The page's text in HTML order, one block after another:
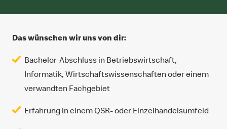
Das wünschen wir uns von dir:
Bachelor-Abschluss in Betriebswirtschaft,
Informatik, Wirtschaftswissenschaften oder einem
verwandten Fachgebiet
Erfahrung in einem QSR- oder Einzelhandelsumfeld